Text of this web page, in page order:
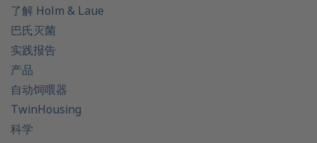
了解 Holm & Laue
巴氏灭菌
实践报告
产品
自动饲喂器
TwinHousing
科学